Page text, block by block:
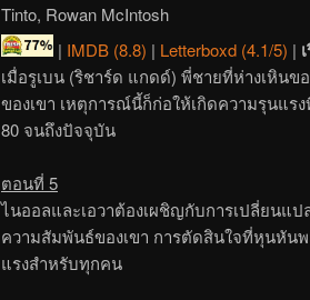
Tinto, Rowan McIntosh
| IMDB (8.8) | Letterboxd (4.1/5) |
เมื่อรูเบน (ริชาร์ด แกดด์) พี่ชายที่ห่างเหินข
ของเขา เหตุการณ์นี้ก็ก่อให้เกิดความรุนแร
80 จนถึงปัจจุบัน
ตอนที่ 5
ไนออลและเอวาต้องเผชิญกับการเปลี่ยนแ
ความสัมพันธ์ของเขา การตัดสินใจที่หุนหัน
แรงสำหรับทุกคน